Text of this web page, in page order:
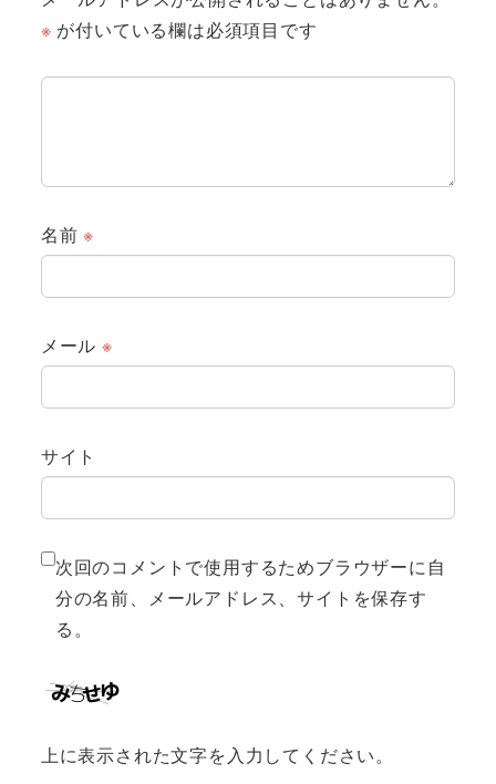
※ が付いている欄は必須項目です
名前※
メール ※
サイト
次回のコメントで使用するためブラウザーに自
分の名前、メールアドレス、サイトを保存す
る。
上に表示された文字を入力してください。